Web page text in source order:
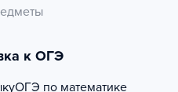
к ОГЭ
ОГЭ по математике